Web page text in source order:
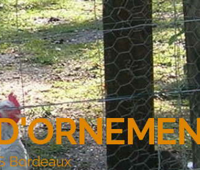
Bordeaux